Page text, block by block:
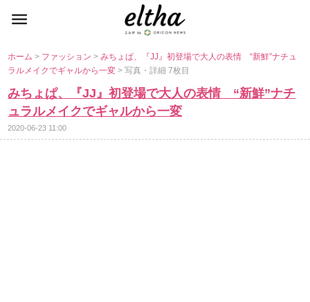
ホーム> ファッション>みちょぱ、『JJ』初登場で大人の表情 “新鮮”ナチュ
ラルメイクでギャルから一変> 写真・詳細 7枚目
みちょぱ、『JJ』初登場で大人の表情 “新鮮”ナチ
ュラルメイクでギャルから一変
2020-06-23 11:00